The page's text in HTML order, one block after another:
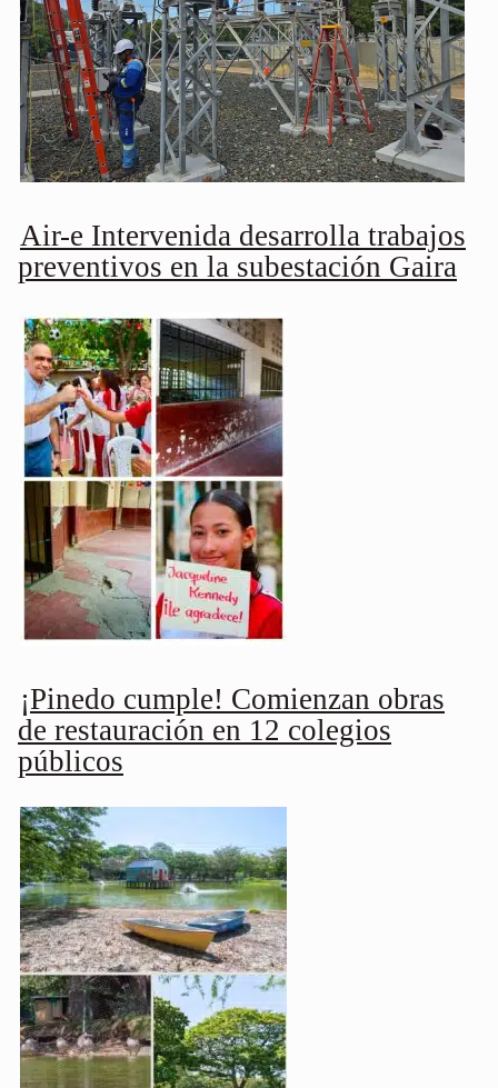
Air-e Intervenida desarrolla trabajos
preventivos en la subestación Gaira
¡Pinedo cumple! Comienzan obras
de restauración en 12 colegios
públicos